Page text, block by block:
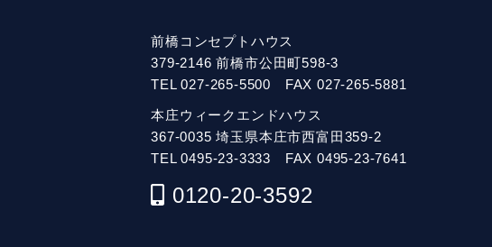
前橋コンセプトハウス
379-2146 前橋市公田町598-3
TEL027-265-5500 FAX 027-265-5881
本庄ウィークエンドハウス
367-0035 埼玉県本庄市西富田359-2
TEL0495-23-3333 FAX 0495-23-7641
0120-20-3592